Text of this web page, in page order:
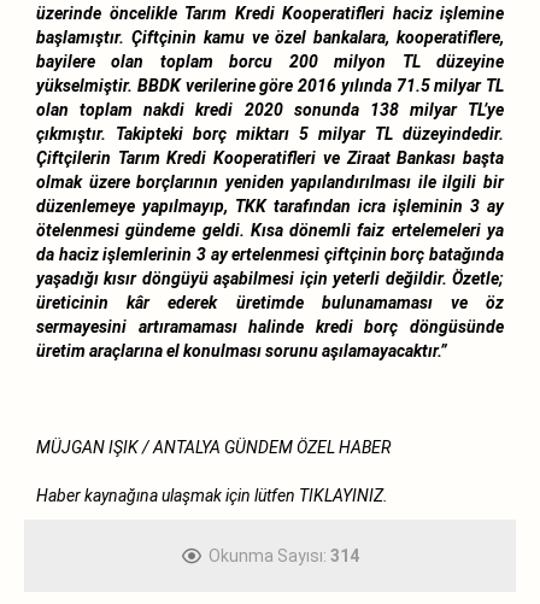
üzerinde öncelikle Tarım Kredi Kooperatifleri haciz işlemine
başlamıştır. Çiftçinin kamu ve özel bankalara, kooperatiflere,
bayilere olan toplam borcu 200 milyon TL düzeyine
yükselmiştir. BBDK verilerine göre 2016 yılında 71.5 milyar TL
olan toplam nakdi kredi 2020 sonunda 138 milyar TL’ye
çıkmıştır. Takipteki borç miktarı 5 milyar TL düzeyindedir.
Çiftçilerin Tarım Kredi Kooperatifleri ve Ziraat Bankası başta
olmak üzere borçlarının yeniden yapılandırılması ile ilgili bir
düzenlemeye yapılmayıp, TKK tarafından icra işleminin 3 ay
ötelenmesi gündeme geldi. Kısa dönemli faiz ertelemeleri ya
da haciz işlemlerinin 3 ay ertelenmesi çiftçinin borç batağında
yaşadığı kısır döngüyü aşabilmesi için yeterli değildir. Özetle;
üreticinin kâr ederek üretimde bulunamaması ve öz
sermayesini artıramaması halinde kredi borç döngüsünde
üretim araçlarına el konulması sorunu aşılamayacaktır.”
MÜJGAN IŞIK / ANTALYA GÜNDEM ÖZEL HABER
Haber kaynağına ulaşmak için lütfen TIKLAYINIZ.
Okunma Sayısı: 314